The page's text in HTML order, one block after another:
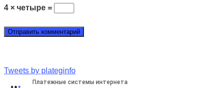
4 × четыре =
Tweets by plateginfo